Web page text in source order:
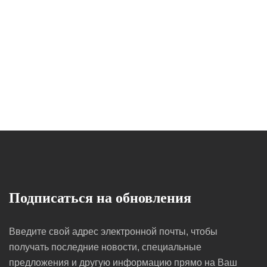
Подписаться на обновления
Введите свой адрес электронной почты, чтобы
получать последние новости, специальные
предложения и другую информацию прямо на Ваш